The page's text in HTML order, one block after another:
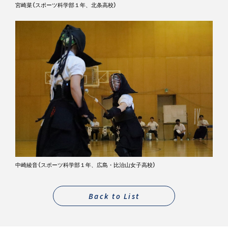
宮崎菜（スポーツ科学部１年、北条高校）
中崎綾音（スポーツ科学部１年、広島・比治山女子高校）
Back to List